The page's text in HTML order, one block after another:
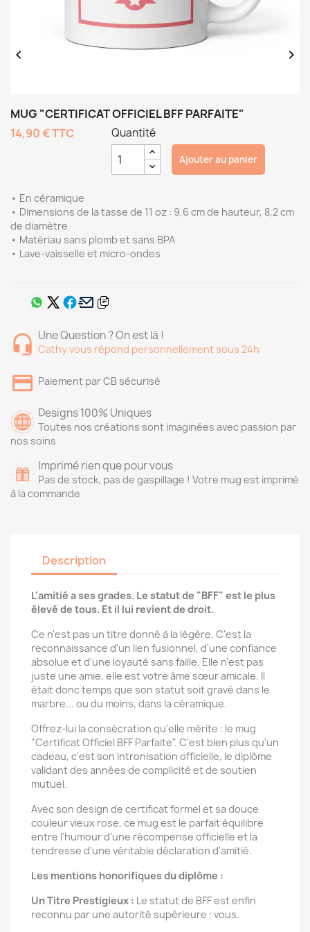
 
MUG "CERTIFICAT OFFICIEL BFF PARFAITE"
14,90 €TTC
• En céramique
• Dimensions de la tasse de 11 oz : 9,6 cm de hauteur, 8,2 cm
de diamètre
• Matériau sans plomb et sans BPA
• Lave-vaisselle et micro-ondes
Quantité
Ajouter au panier
Une Question ? On est là !
Cathy vous répond personnellement sous 24h
Paiement par CB sécurisé
Designs 100% Uniques
Toutes nos créations sont imaginées avec passion par
nos soins
Imprimé rien que pour vous
Pas de stock, pas de gaspillage ! Votre mug est imprimé
à la commande
Description
L'amitié a ses grades. Le statut de "BFF" est le plus
élevé de tous. Et il lui revient de droit.
Ce n'est pas un titre donné à la légère. C'est la
reconnaissance d'un lien fusionnel, d'une confiance
absolue et d'une loyauté sans faille. Elle n'est pas
juste une amie, elle est votre âme sœur amicale. Il
était donc temps que son statut soit gravé dans le
marbre... ou du moins, dans la céramique.
Offrez-lui la consécration qu'elle mérite : le mug
"Certificat Officiel BFF Parfaite". C'est bien plus qu'un
cadeau, c'est son intronisation officielle, le diplôme
validant des années de complicité et de soutien
mutuel.
Avec son design de certificat formel et sa douce
couleur vieux rose, ce mug est le parfait équilibre
entre l'humour d'une récompense officielle et la
tendresse d'une véritable déclaration d'amitié.
Les mentions honorifiques du diplôme :
Un Titre Prestigieux : Le statut de BFF est enfin
reconnu par une autorité supérieure : vous.